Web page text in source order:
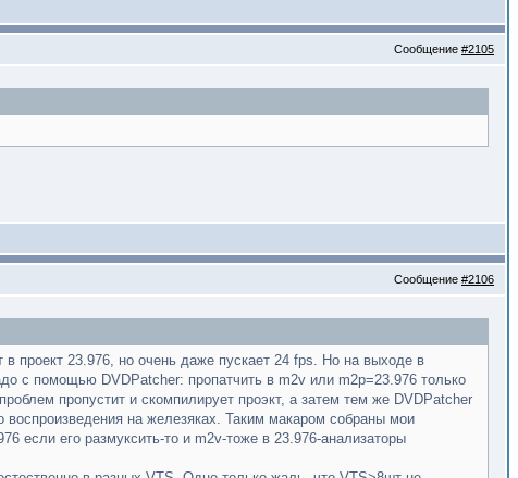
Сообщение #2105
Сообщение #2106
в проект 23.976, но очень даже пускает 24 fps. Но на выходе в
с помощью DVDPatcher: пропатчить в m2v или m2p=23.976 только
пропустит и скомпилирует проэкт, а затем тем же DVDPatcher
воспроизведения на железяках. Таким макаром собраны мои
если его размуксить-то и m2v-тоже в 23.976-анализаторы